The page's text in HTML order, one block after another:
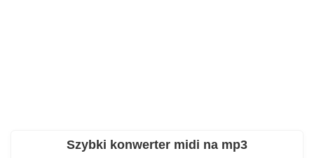
Szybki konwerter midi na mp3